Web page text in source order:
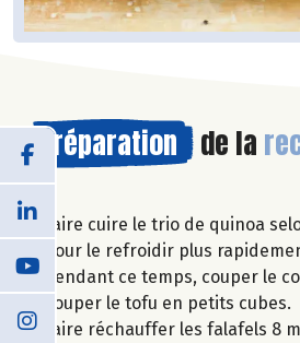
Préparation de la
Faire cuire le trio de quinoa
pour le refroidir plus
Pendant ce temps, couper le
Couper le tofu en petits cubes.
Faire réchauffer les falafels 8